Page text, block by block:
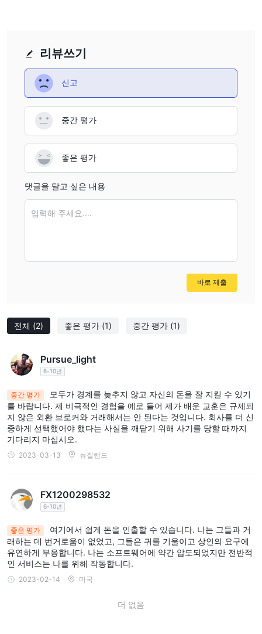
료가 발생하기 시작하며 은행 송금을 통한 지불금에 대해 최대 8유
로가 부과됩니다.
비활성 수수료는 $1,000 미만의 자본을 가진 모든 거래자에게도 부
과됩니다.
시장 도구
CapTrader외환, 상품, 주식, etfs, 선물, 옵션, cfds 및 채권의 7가지
계정 및 레버리지
외환 계좌는 다음과 같은 회사의 거래자가 보유한 거래 계좌입니다.
CapTrader , 플랫폼을 통한 거래의 주요 목적으로 발행됩니다. 일반
적으로 트레이더가 브로커 회사에 개설할 수 있는 계정의 수와 유형
은 브로커가 운영되는 국가, 트레이더의 거주 국가 및 관할 규제 당
회를 열어주는 인터랙티브 브로커를 위한 소개 브로커로 운영됩니
다. CapTrader 자체는 데모 계정과 두 가지 유형의 표준 거래 계정
참여를 희망하는 트레이더 CapTrader 그러나 먼저 알고 위험 없이
실제 계정과 동일한 기능을 가진 무료 데모 계정을 열 수 있습니다.
금이 필요하기 때문에 이 단계는 신규 고객에게 매우 중요할 수 있습
니다.
표준 현금 계좌
표준 계정 유형 내에서 CapTrader , 다양한 시장에서 거래할 현금
계좌를 선택할 수 있습니다.
표준 마진 계정
표준 계정 유형 내에서 CapTrader , 동일한 범위의 다양한 시장에서
므로 고객은 해당 브로커에서 더 많은 계정 유형 및 시장의 기회를
사용할 수 있습니다.
나입니다.
거래 플랫폼 사용 가능
브로커 회사가 거래를 수행하기 위해 고객에게 제공하는 플랫폼이라
고도 하는 외환 거래 소프트웨어는 고객이 외환 거래는 물론 주식,
일부 회사는 자체 독점 플랫폼을 제공하는 반면 다른 회사는 잘 알려
전체 (2) 좋은 평가 (1) 중간 평가 (1)
Pursue_light
6-10년
중간 평가
모두가 경계를 늦추지 않고 자신의 돈을 잘 지킬 수 있기
를 바랍니다. 제 비극적인 경험을 예로 들어 제가 배운 교훈은 규제되
지 않은 외환 브로커와 거래해서는 안 된다는 것입니다. 회사를 더 신
중하게 선택했어야 했다는 사실을 깨닫기 위해 사기를 당할 때까지
기다리지 마십시오.
2023-03-13 뉴질랜드
FX1200298532
6-10년
좋은 평가
여기에서 쉽게 돈을 인출할 수 있습니다. 나는 그들과 거
래하는 데 번거로움이 없었고, 그들은 귀를 기울이고 상인의 요구에
유연하게 부응합니다. 나는 소프트웨어에 약간 압도되었지만 전반적
인 서비스는 나를 위해 작동합니다.
2023-02-14 미국
더 없음
리뷰쓰기
신고
중간 평가
좋은 평가
댓글을 달고 싶은 내용
입력해 주세요....
바로 제출